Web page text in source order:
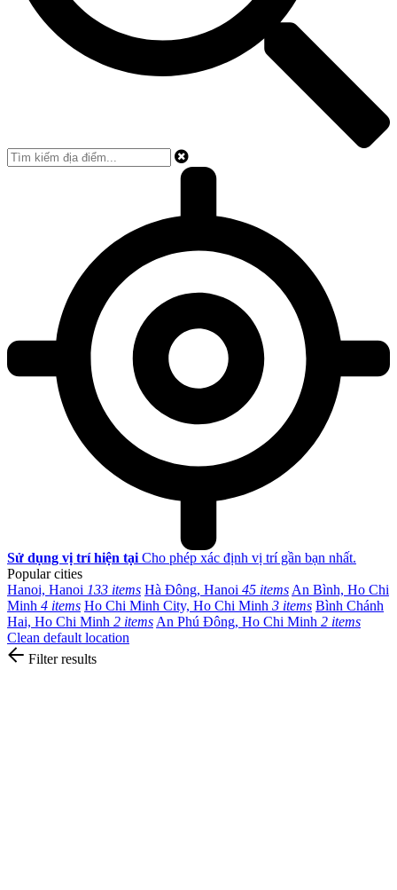
Sử dụng vị trí hiện tại Cho phép xác định vị trí gần bạn nhất.
Popular cities
Hanoi, Hanoi 133 items Hà Đông, Hanoi 45 items An Bình, Ho Chi
Minh 4 items Ho Chi Minh City, Ho Chi Minh 3 items Bình Chánh
Hai, Ho Chi Minh 2 items An Phú Đông, Ho Chi Minh 2 items
Clean default location
Filter results